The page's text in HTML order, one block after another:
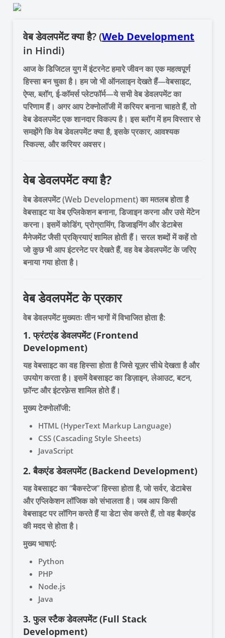
वेब डेवलपमेंट क्या है? (Web Development
in Hindi)
आज के डिजिटल युग में इंटरनेट हमारे जीवन का एक महत्वपूर्ण
हिस्सा बन चुका है। हम जो भी ऑनलाइन देखते हैं—वेबसाइट,
ऐप्स, ब्लॉग, ई-कॉमर्स प्लेटफॉर्म—ये सभी वेब डेवलपमेंट का
परिणाम हैं। अगर आप टेक्नोलॉजी में करियर बनाना चाहते हैं, तो
वेब डेवलपमेंट एक शानदार विकल्प है। इस ब्लॉग में हम विस्तार से
समझेंगे कि वेब डेवलपमेंट क्या है, इसके प्रकार, आवश्यक
स्किल्स, और करियर अवसर।
वेब डेवलपमेंट क्या है?
वेब डेवलपमेंट (Web Development) का मतलब होता है
वेबसाइट या वेब एप्लिकेशन बनाना, डिजाइन करना और उसे मेंटेन
करना। इसमें कोडिंग, प्रोग्रामिंग, डिजाइनिंग और डेटाबेस
मैनेजमेंट जैसी प्रक्रियाएं शामिल होती हैं। सरल शब्दों में कहें तो
जो कुछ भी आप इंटरनेट पर देखते हैं, वह वेब डेवलपमेंट के जरिए
बनाया गया होता है।
वेब डेवलपमेंट के प्रकार
वेब डेवलपमेंट मुख्यतः तीन भागों में विभाजित होता है:
1. फ्रंटएंड डेवलपमेंट (Frontend
Development)
यह वेबसाइट का वह हिस्सा होता है जिसे यूज़र सीधे देखता है और
उपयोग करता है। इसमें वेबसाइट का डिज़ाइन, लेआउट, बटन,
फ़ॉन्ट और इंटरफ़ेस शामिल होते हैं।
मुख्य टेक्नोलॉजी:
HTML (HyperText Markup Language)
CSS (Cascading Style Sheets)
JavaScript
2. बैकएंड डेवलपमेंट (Backend Development)
यह वेबसाइट का “बैकस्टेज” हिस्सा होता है, जो सर्वर, डेटाबेस
और एप्लिकेशन लॉजिक को संभालता है। जब आप किसी
वेबसाइट पर लॉगिन करते हैं या डेटा सेव करते हैं, तो वह बैकएंड
की मदद से होता है।
मुख्य भाषाएं:
Python
PHP
Node.js
Java
3. फुल स्टैक डेवलपमेंट (Full Stack
Development)